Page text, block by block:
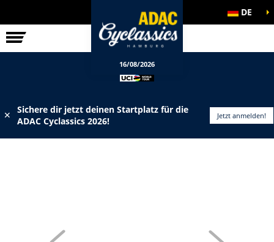
RENNEN DE
16/08/2026
✕
Sichere dir jetzt deinen Startplatz für die
ADAC Cyclassics 2026!
Jetzt anmelden!